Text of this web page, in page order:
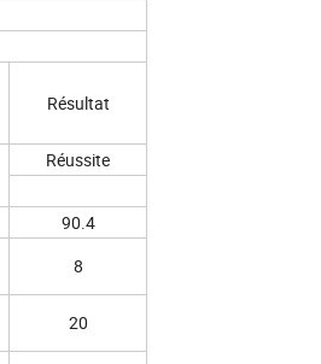
Résultat
Réussite
90.4
8
20